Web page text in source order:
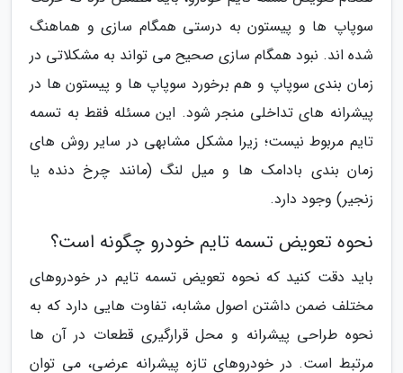
سوپاپ ها و پیستون به درستی همگام سازی و هماهنگ
شده اند. نبود همگام سازی صحیح می تواند به مشکلاتی در
زمان بندی سوپاپ و هم برخورد سوپاپ ها و پیستون ها در
پیشرانه های تداخلی منجر شود. این مسئله فقط به تسمه
تایم مربوط نیست؛ زیرا مشکل مشابهی در سایر روش های
زمان بندی بادامک ها و میل لنگ (مانند چرخ دنده یا
زنجیر) وجود دارد.
نحوه تعویض تسمه تایم خودرو چگونه است؟
باید دقت کنید که نحوه تعویض تسمه تایم در خودروهای
مختلف ضمن داشتن اصول مشابه، تفاوت هایی دارد که به
نحوه طراحی پیشرانه و محل قرارگیری قطعات در آن ها
مرتبط است. در خودروهای تازه پیشرانه عرضی، می توان